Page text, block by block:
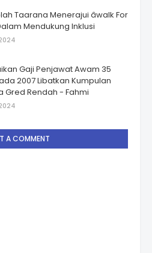
Taarana Menerajui âwalk For
Mendukung Inklusi
Gaji Penjawat Awam 35
2007 Libatkan Kumpulan
Gred Rendah - Fahmi
A COMMENT